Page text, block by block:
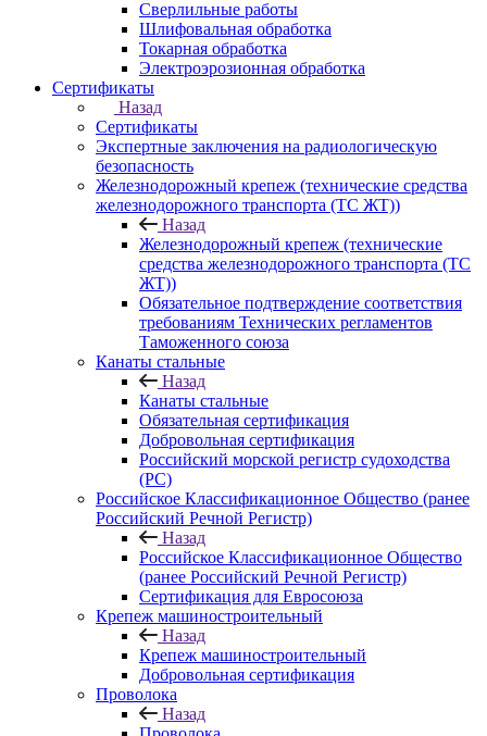
Сверлильные работы
Шлифовальная обработка
Токарная обработка
Электроэрозионная обработка
Сертификаты
Назад
Сертификаты
Экспертные заключения на радиологическую
безопасность
Железнодорожный крепеж (технические средства
железнодорожного транспорта (ТС ЖТ))
Назад
Железнодорожный крепеж (технические
средства железнодорожного транспорта (ТС
ЖТ))
Обязательное подтверждение соответствия
требованиям Технических регламентов
Таможенного союза
Канаты стальные
Назад
Канаты стальные
Обязательная сертификация
Добровольная сертификация
Российский морской регистр судоходства
(РС)
Российское Классификационное Общество (ранее
Российский Речной Регистр)
Назад
Российское Классификационное Общество
(ранее Российский Речной Регистр)
Сертификация для Евросоюза
Крепеж машиностроительный
Назад
Крепеж машиностроительный
Добровольная сертификация
Проволока
Назад